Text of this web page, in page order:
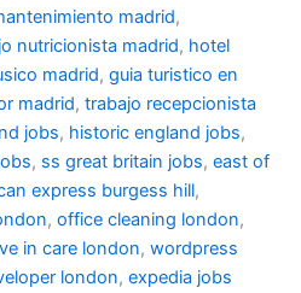
madrid,
nutricionista madrid, hotel
madrid, guia turistico en
madrid, trabajo recepcionista
jobs, historic england jobs,
, ss great britain jobs, east of
express burgess hill,
, office cleaning london,
in care london, wordpress
london, expedia jobs